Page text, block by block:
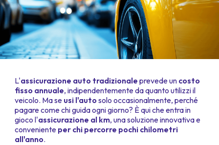
L'assicurazione auto tradizionale prevede un costo
fisso annuale, indipendentemente da quanto utilizzi il
veicolo. Ma se usi l'auto solo occasionalmente, perché
pagare come chi guida ogni giorno? È qui che entra in
gioco l'assicurazione al km, una soluzione innovativa e
conveniente per chi percorre pochi chilometri
all'anno.